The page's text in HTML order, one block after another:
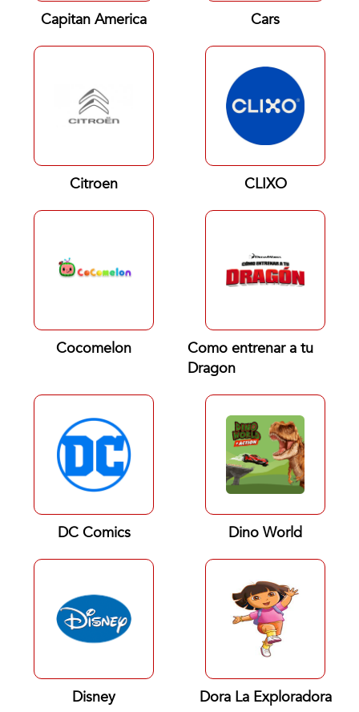
Capitan America Cars
Citroen CLIXO
Cocomelon
Como entrenar a tu
Dragon
DC Comics Dino World
Disney Dora La Exploradora